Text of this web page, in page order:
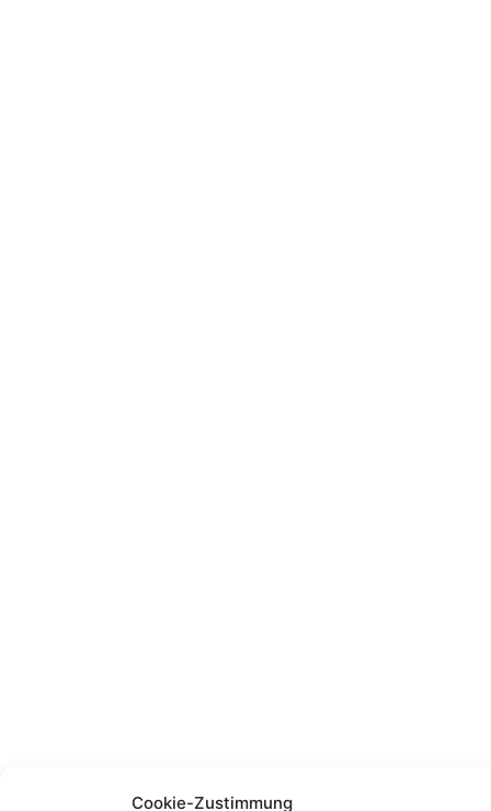
Cookie-Zustimmung